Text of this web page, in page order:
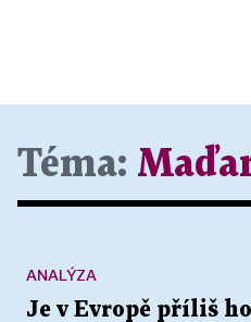
Téma:
Je v Evropě příliš
ANALÝZA